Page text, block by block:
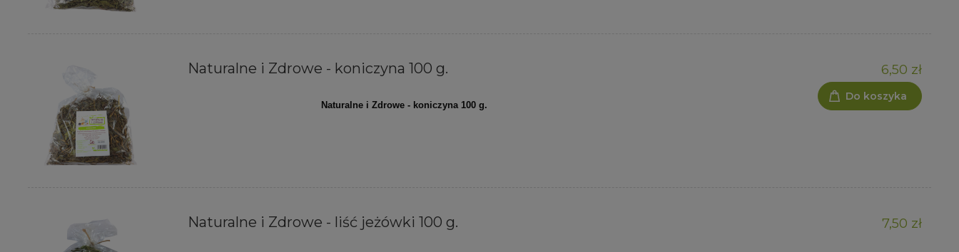
Naturalne i Zdrowe - koniczyna 100 g.
Naturalne i Zdrowe - koniczyna 100 g.
6,50 zł
Do koszyka
Naturalne i Zdrowe - liść jeżówki 100 g. 7,50 zł